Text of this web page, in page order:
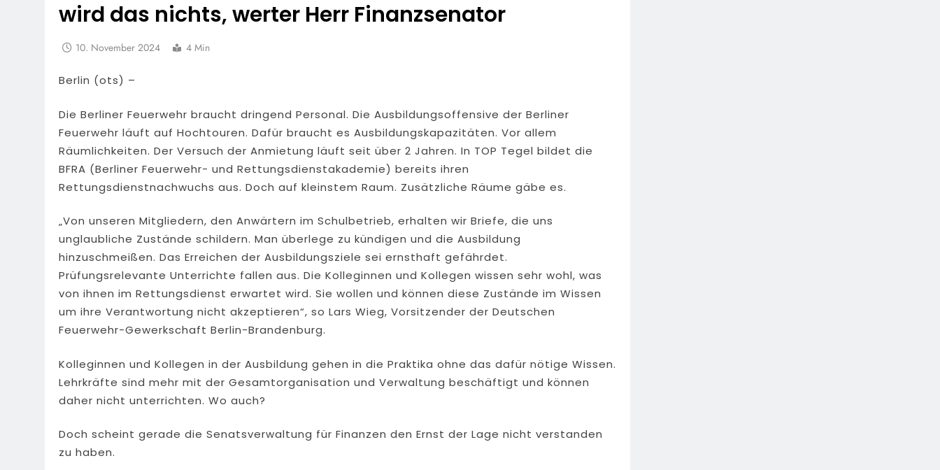
wird das nichts, werter Herr Finanzsenator
10. November 2024 4 Min
Berlin (ots) –
Die Berliner Feuerwehr braucht dringend Personal. Die Ausbildungsoffensive der Berliner
Feuerwehr läuft auf Hochtouren. Dafür braucht es Ausbildungskapazitäten. Vor allem
Räumlichkeiten. Der Versuch der Anmietung läuft seit über 2 Jahren. In TOP Tegel bildet die
BFRA (Berliner Feuerwehr- und Rettungsdienstakademie) bereits ihren
Rettungsdienstnachwuchs aus. Doch auf kleinstem Raum. Zusätzliche Räume gäbe es.
„Von unseren Mitgliedern, den Anwärtern im Schulbetrieb, erhalten wir Briefe, die uns
unglaubliche Zustände schildern. Man überlege zu kündigen und die Ausbildung
hinzuschmeißen. Das Erreichen der Ausbildungsziele sei ernsthaft gefährdet.
Prüfungsrelevante Unterrichte fallen aus. Die Kolleginnen und Kollegen wissen sehr wohl, was
von ihnen im Rettungsdienst erwartet wird. Sie wollen und können diese Zustände im Wissen
um ihre Verantwortung nicht akzeptieren“, so Lars Wieg, Vorsitzender der Deutschen
Feuerwehr-Gewerkschaft Berlin-Brandenburg.
Kolleginnen und Kollegen in der Ausbildung gehen in die Praktika ohne das dafür nötige Wissen.
Lehrkräfte sind mehr mit der Gesamtorganisation und Verwaltung beschäftigt und können
daher nicht unterrichten. Wo auch?
Doch scheint gerade die Senatsverwaltung für Finanzen den Ernst der Lage nicht verstanden
zu haben.